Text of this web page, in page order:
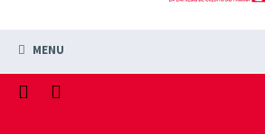
MENU